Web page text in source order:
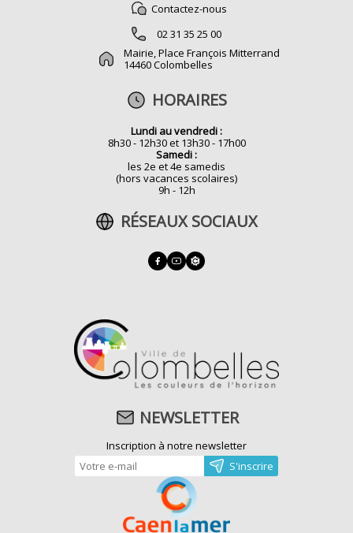
Contactez-nous
02 31 35 25 00
Mairie, Place François Mitterrand
14460 Colombelles
HORAIRES
Lundi au vendredi :
8h30 - 12h30 et 13h30 - 17h00
Samedi :
les 2e et 4e samedis
(hors vacances scolaires)
9h - 12h
RÉSEAUX SOCIAUX
NEWSLETTER
Inscription à notre newsletter